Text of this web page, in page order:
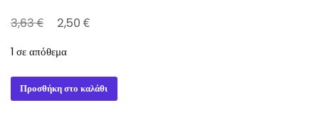
3,63€
Original
was:
3,63 €.
2,50 €Η
είναι:
2,50 €.
1 σε απόθεμα
NOSTRADAMUS
ATE
Προσθήκη στο καλάθι